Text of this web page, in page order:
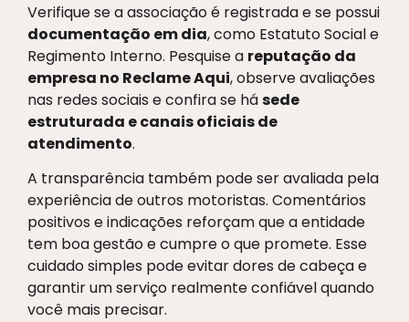
Verifique se a associação é registrada e se possui
documentação em dia, como Estatuto Social e
Regimento Interno. Pesquise a reputação da
empresa no Reclame Aqui, observe avaliações
nas redes sociais e confira se hásede
estruturada e canais oficiais de
atendimento.
A transparência também pode ser avaliada pela
experiência de outros motoristas. Comentários
positivos e indicações reforçam que a entidade
tem boa gestão e cumpre o que promete. Esse
cuidado simples pode evitar dores de cabeça e
garantir um serviço realmente confiável quando
você mais precisar.